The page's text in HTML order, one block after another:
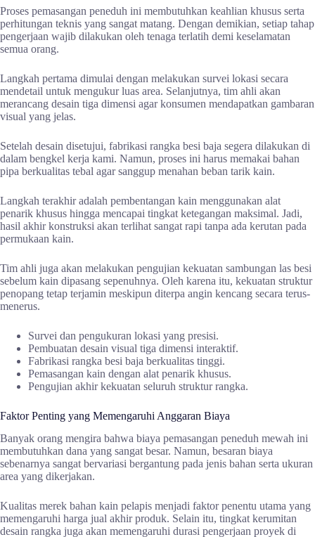
Proses pemasangan peneduh ini membutuhkan keahlian khusus serta
perhitungan teknis yang sangat matang. Dengan demikian, setiap tahap
pengerjaan wajib dilakukan oleh tenaga terlatih demi keselamatan
semua orang.
Langkah pertama dimulai dengan melakukan survei lokasi secara
mendetail untuk mengukur luas area. Selanjutnya, tim ahli akan
merancang desain tiga dimensi agar konsumen mendapatkan gambaran
visual yang jelas.
Setelah desain disetujui, fabrikasi rangka besi baja segera dilakukan di
dalam bengkel kerja kami. Namun, proses ini harus memakai bahan
pipa berkualitas tebal agar sanggup menahan beban tarik kain.
Langkah terakhir adalah pembentangan kain menggunakan alat
penarik khusus hingga mencapai tingkat ketegangan maksimal. Jadi,
hasil akhir konstruksi akan terlihat sangat rapi tanpa ada kerutan pada
permukaan kain.
Tim ahli juga akan melakukan pengujian kekuatan sambungan las besi
sebelum kain dipasang sepenuhnya. Oleh karena itu, kekuatan struktur
penopang tetap terjamin meskipun diterpa angin kencang secara terus-
menerus.
Survei dan pengukuran lokasi yang presisi.
Pembuatan desain visual tiga dimensi interaktif.
Fabrikasi rangka besi baja berkualitas tinggi.
Pemasangan kain dengan alat penarik khusus.
Pengujian akhir kekuatan seluruh struktur rangka.
Faktor Penting yang Memengaruhi Anggaran Biaya
Banyak orang mengira bahwa biaya pemasangan peneduh mewah ini
membutuhkan dana yang sangat besar. Namun, besaran biaya
sebenarnya sangat bervariasi bergantung pada jenis bahan serta ukuran
area yang dikerjakan.
Kualitas merek bahan kain pelapis menjadi faktor penentu utama yang
memengaruhi harga jual akhir produk. Selain itu, tingkat kerumitan
desain rangka juga akan memengaruhi durasi pengerjaan proyek di